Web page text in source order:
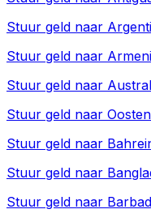
Stuur geld naar
Stuur geld naar
Stuur geld naar
Stuur geld naar
Stuur geld naar
Stuur geld naar
Stuur geld naar